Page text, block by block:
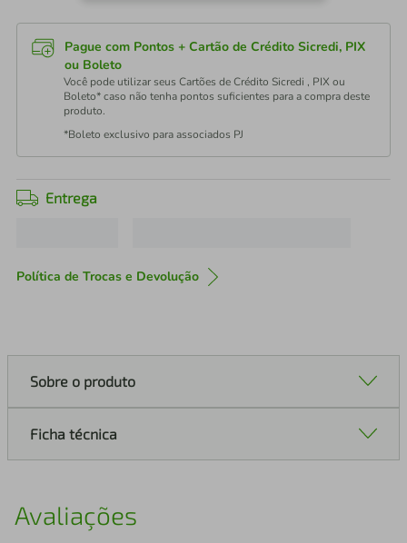
Pague com Pontos + Cartão de Crédito Sicredi, PIX
ou Boleto
Você pode utilizar seus Cartões de Crédito Sicredi , PIX ou
Boleto* caso não tenha pontos suficientes para a compra deste
produto.
*Boleto exclusivo para associados PJ
Entrega
Política de Trocas e Devolução
Sobre o produto
Ficha técnica
Avaliações